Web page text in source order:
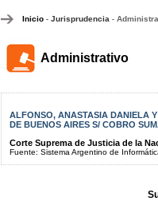
Inicio- Jurisprudencia-
Administrativo
ALFONSO, ANASTASIA DANIELA
DE BUENOS AIRES S/ COBRO
Corte Suprema de Justicia de la
Fuente: Sistema Argentino de